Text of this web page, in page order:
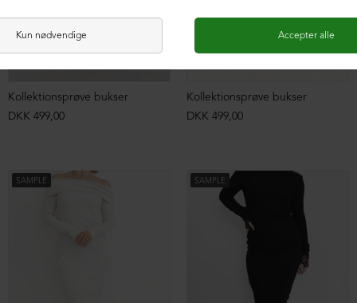
Kollektionsprøve bukser
DKK 499,00
Kollektionsprøve bukser
DKK 499,00
SAMPLE SAMPLE